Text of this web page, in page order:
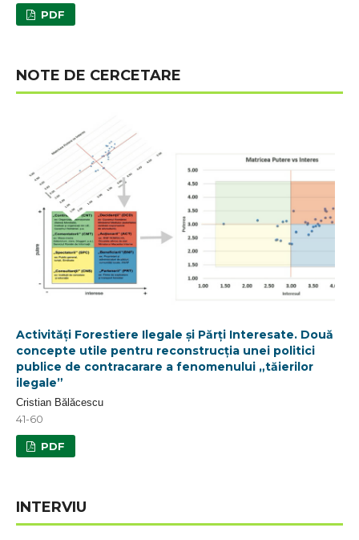
PDF
NOTE DE CERCETARE
Activități Forestiere Ilegale și Părți Interesate. Două
concepte utile pentru reconstrucția unei politici
publice de contracarare a fenomenului „tăierilor
ilegale”
Cristian Bălăcescu
41-60
PDF
INTERVIU